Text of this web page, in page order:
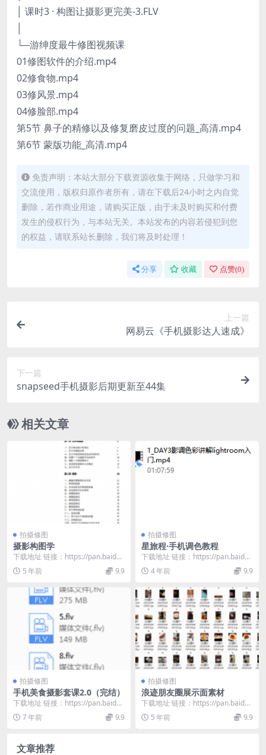
│ 课时3 · 构图让摄影更完美-3.FLV
└─游绅度最牛修图视频课
01修图软件的介绍.mp4
02修食物.mp4
03修风景.mp4
04修脸部.mp4
第5节 鼻子的精修以及修复磨皮过度的问题_高清.mp4
第6节 蒙版功能_高清.mp4
免责声明：本站大部分下载资源收集于网络，只做学习和
交流使用，版权归原作者所有，请在下载后24小时之内自觉
删除，若作商业用途，请购买正版，由于未及时购买和付费
发生的侵权行为，与本站无关。本站发布的内容若侵犯到您
的权益，请联系站长删除，我们将及时处理！
分享 收藏 点赞(0)
上一篇
网易云《手机摄影达人速成》
下一篇
snapseed手机摄影后期更新至44集
相关文章
拍摄修图
摄影构图学
下载地址 链接：https://pan.baidu.
com/s/1U75tEcO...
5 年前 9.9
拍摄修图
星旅程·手机调色教程
下载地址 链接：https://pan.baidu.
com/s/1mlGgJFZ...
4 年前 9.9
拍摄修图
手机美食摄影套课2.0（完结）
下载地址 链接：https://pan.baidu.
com/s/1gDXuze8...
7 年前 9.9
拍摄修图
浪迹朋友圈展示面素材
下载地址 链接：https://pan.baidu.
com/s/1oNTJ452...
5 年前 9.9
文章推荐